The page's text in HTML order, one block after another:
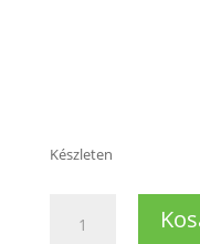
Készleten
fúvóka